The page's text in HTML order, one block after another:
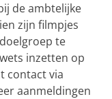
de ambtelijke
zijn filmpjes
te
inzetten op
contact via
aanmeldingen